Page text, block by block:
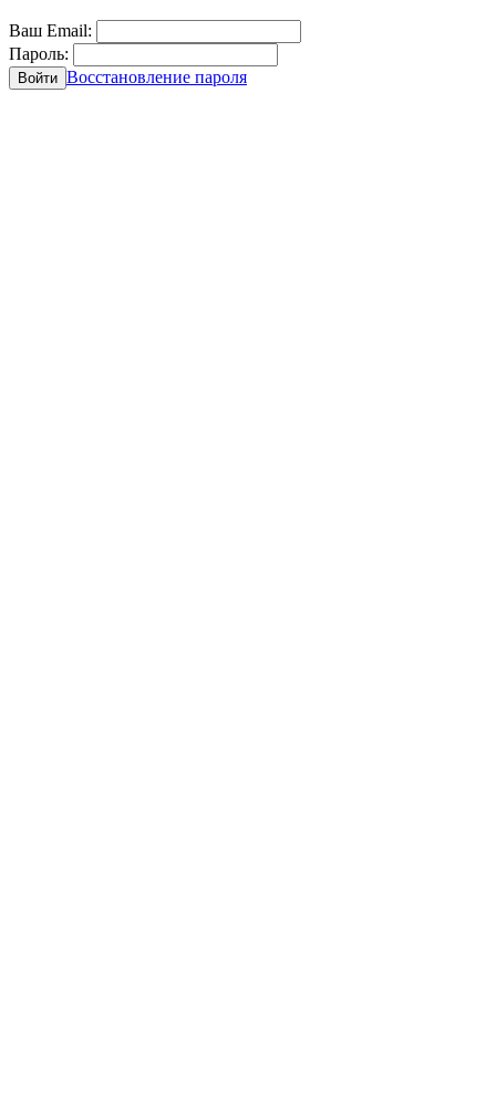
Ваш Email:
Пароль:
Войти Восстановление пароля